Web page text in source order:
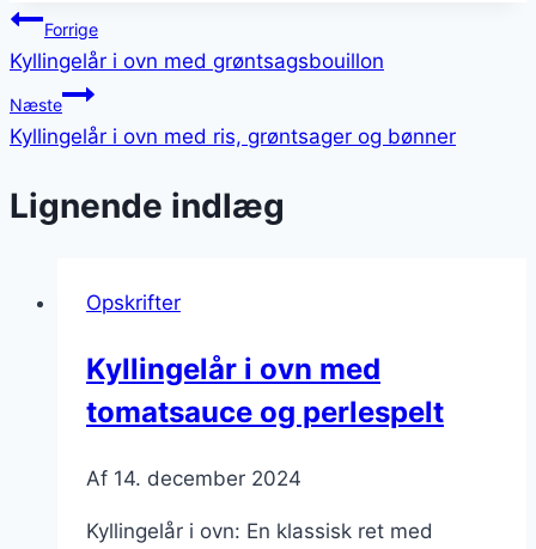
Indlægsnavigation
Forrige
Kyllingelår i ovn med grøntsagsbouillon
Næste
Kyllingelår i ovn med ris, grøntsager og bønner
Lignende indlæg
Opskrifter
Kyllingelår i ovn med
tomatsauce og perlespelt
Af 14. december 2024
Kyllingelår i ovn: En klassisk ret med